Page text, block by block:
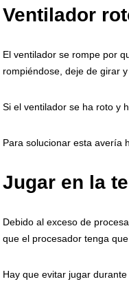
Ventilador
El ventilador se rompe por
rompiéndose, deje de girar y
Si el ventilador se ha roto y
Para solucionar esta avería
Jugar en la
Debido al exceso de
que el procesador tenga
Hay que evitar jugar